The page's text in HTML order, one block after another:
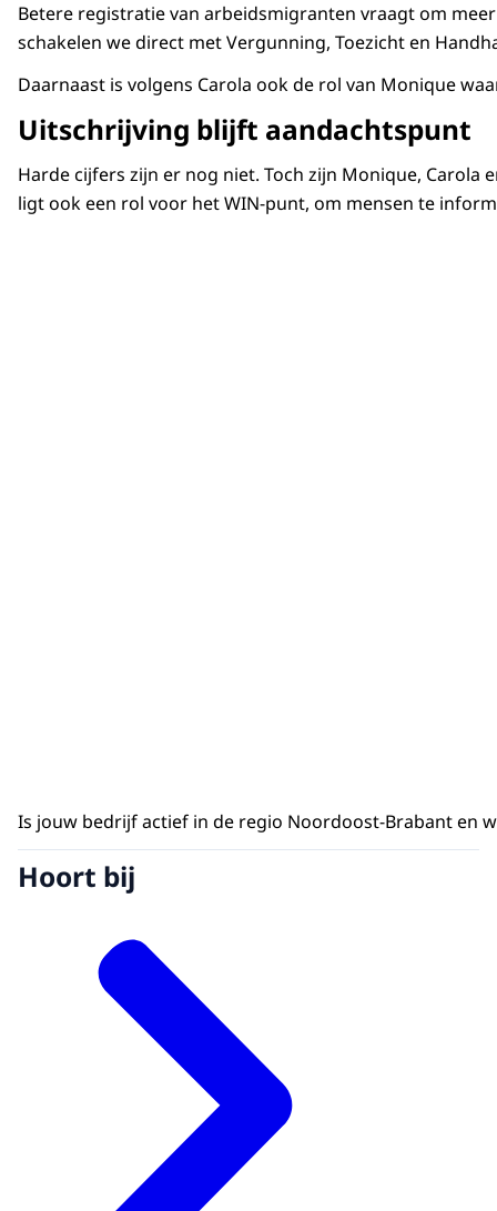
Betere registratie van arbeidsmigranten vraagt om
schakelen we direct met Vergunning, Toezicht en
Daarnaast is volgens Carola ook de rol van Monique
Uitschrijving blijft aandachtspunt
Harde cijfers zijn er nog niet. Toch zijn Monique,
ligt ook een rol voor het WIN-punt, om mensen te
Is jouw bedrijf actief in de regio Noordoost-Brabant en
Hoort bij